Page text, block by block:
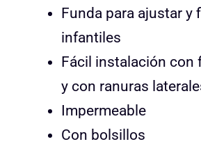
Funda para ajustar y
infantiles
Fácil instalación con
y con ranuras
Impermeable
Con bolsillos